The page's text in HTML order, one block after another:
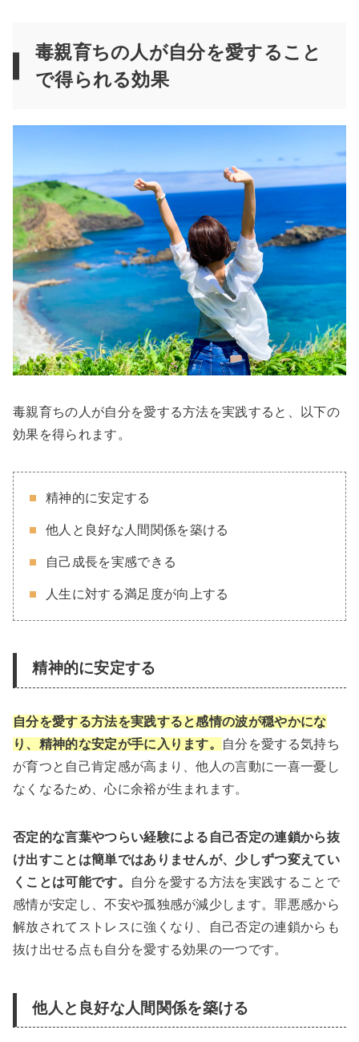
毒親育ちの人が自分を愛すること
で得られる効果
毒親育ちの人が自分を愛する方法を実践すると、以下の
効果を得られます。
精神的に安定する
他人と良好な人間関係を築ける
自己成長を実感できる
人生に対する満足度が向上する
精神的に安定する
自分を愛する方法を実践すると感情の波が穏やかにな
り、精神的な安定が手に入ります。
自分を愛する気持ち
が育つと自己肯定感が高まり、他人の言動に一喜一憂し
なくなるため、心に余裕が生まれます。
否定的な言葉やつらい経験による自己否定の連鎖から抜
け出すことは簡単ではありませんが、少しずつ変えてい
くことは可能です。
自分を愛する方法を実践することで
感情が安定し、不安や孤独感が減少します。罪悪感から
解放されてストレスに強くなり、自己否定の連鎖からも
抜け出せる点も自分を愛する効果の一つです。
他人と良好な人間関係を築ける